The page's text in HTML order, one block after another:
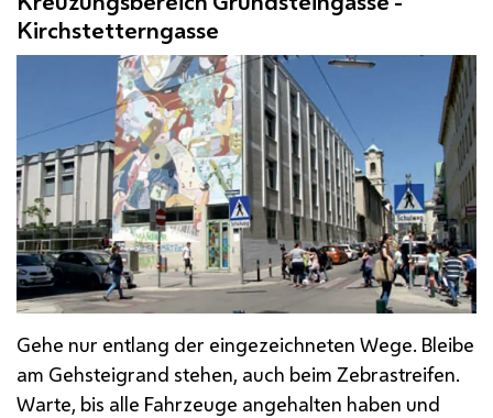
Kirchstetterngasse
Gehe nur entlang der eingezeichneten Wege. Bleibe
am Gehsteigrand stehen, auch beim Zebrastreifen.
Warte, bis alle Fahrzeuge angehalten haben und